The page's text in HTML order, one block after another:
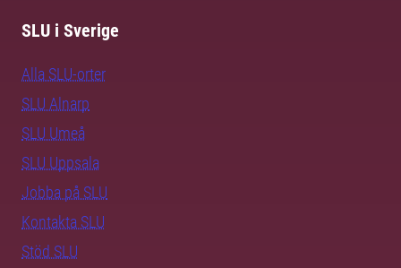
SLU i Sverige
Alla SLU-orter
SLU Alnarp
SLU Umeå
SLU Uppsala
Jobba på SLU
Kontakta SLU
Stöd SLU